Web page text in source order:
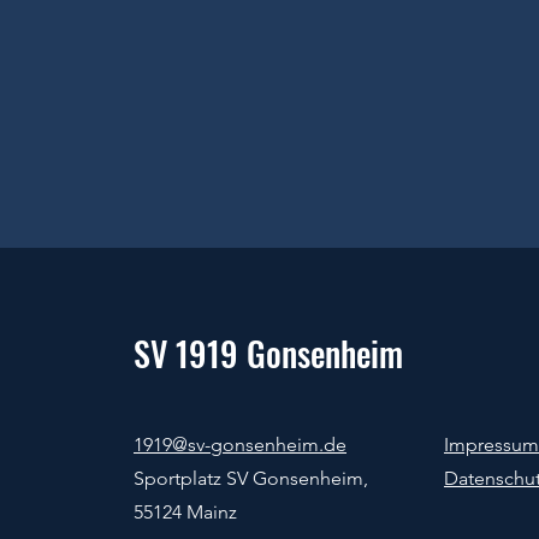
SV 1919 Gonsenheim
1919@sv-gonsenheim.de
Sportplatz SV Gonsenheim,
55124 Mainz
Impressum